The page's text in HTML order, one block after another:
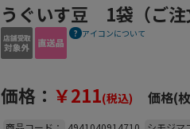
うぐいす豆 1袋（ご注
アイコンについて
価格： ￥211(税込) 価格(